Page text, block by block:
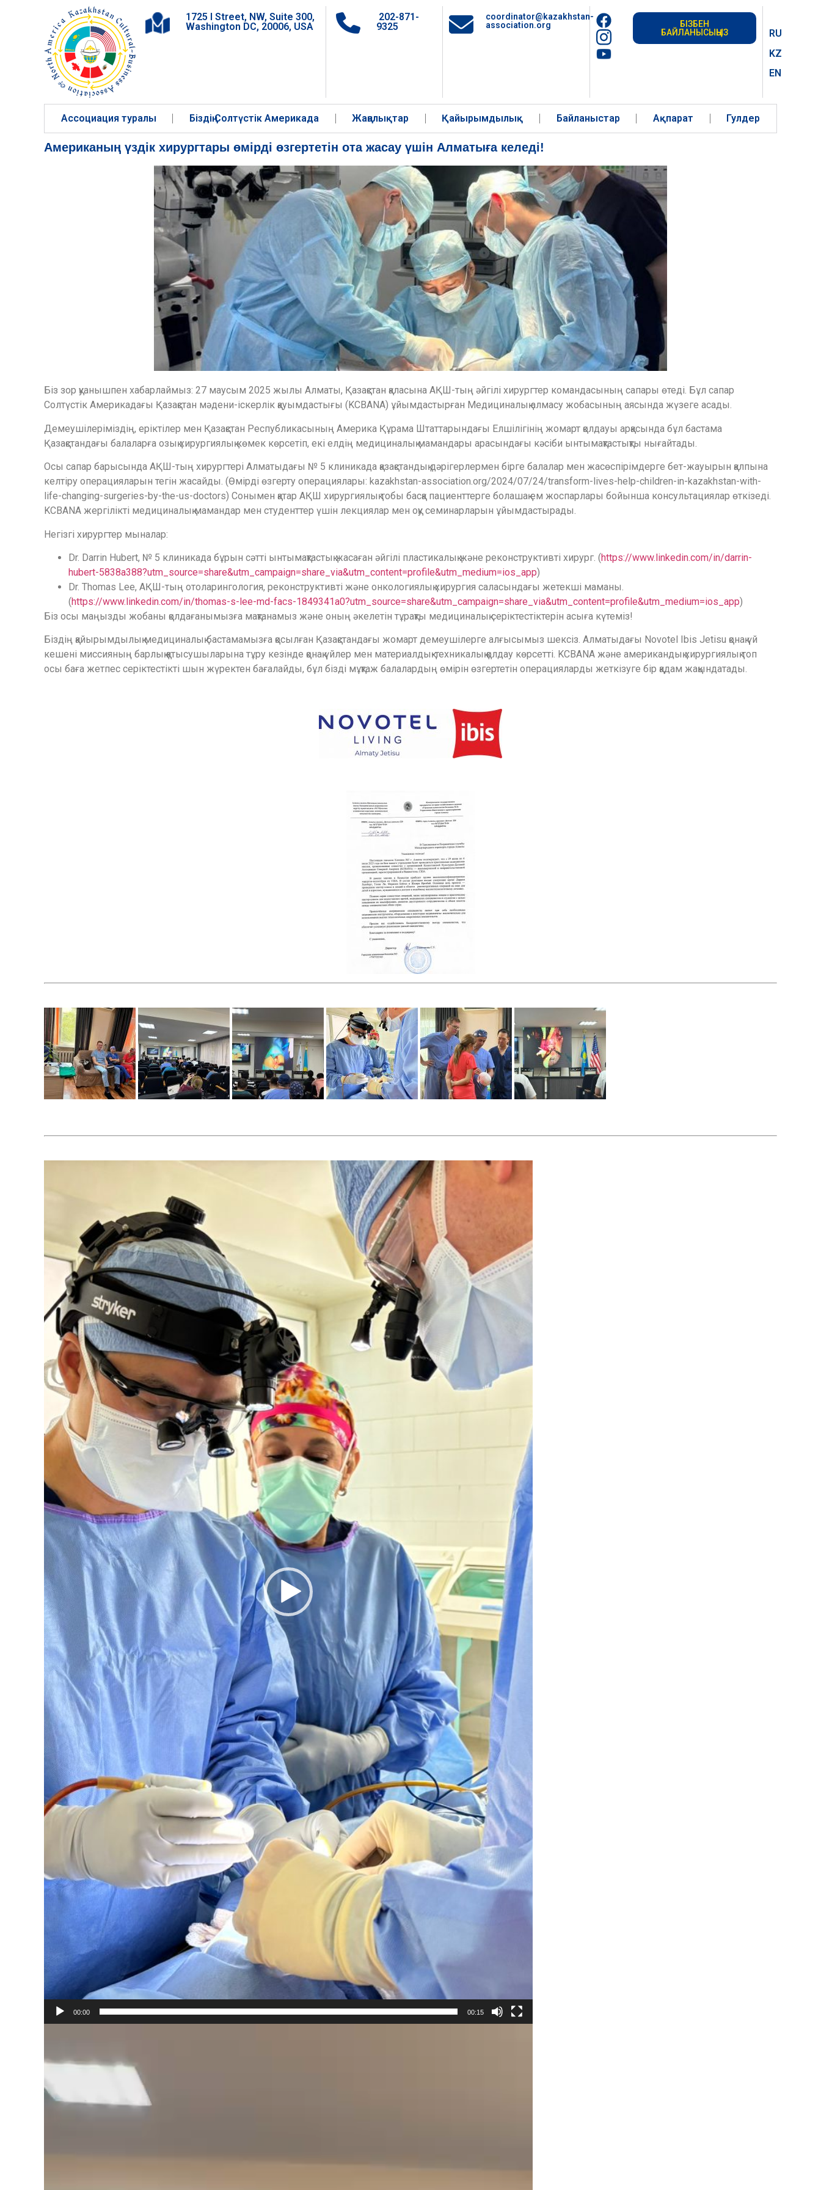
1725 I Street, NW, Suite 300,
Washington DC, 20006, USA
202-871-
9325
coordinator@kazakhstan-
association.org
БІЗБЕН
БАЙЛАНЫСЫҢЫЗ
RU
KZ
EN
Ассоциация туралы Біздің Солтүстік Америкада Жаңалықтар Қайырымдылық Байланыстар Ақпарат Гулдер
Американың үздік хирургтары өмірді өзгертетін ота жасау үшін Алматыға келеді!
Біз зор қуанышпен хабарлаймыз: 27 маусым 2025 жылы Алматы, Қазақстан қаласына АҚШ-тың әйгілі хирургтер командасының сапары өтеді. Бұл сапар
Солтүстік Америкадағы Қазақстан мәдени-іскерлік қауымдастығы (KCBANA) ұйымдастырған Медициналық алмасу жобасының аясында жүзеге асады.
Демеушілеріміздің, еріктілер мен Қазақстан Республикасының Америка Құрама Штаттарындағы Елшілігінің жомарт қолдауы арқасында бұл бастама
Қазақстандағы балаларға озық хирургиялық көмек көрсетіп, екі елдің медициналық мамандары арасындағы кәсіби ынтымақтастықты нығайтады.
Осы сапар барысында АҚШ-тың хирургтері Алматыдағы № 5 клиникада қазақстандық дәрігерлермен бірге балалар мен жасөспірімдерге бет-жауырын қалпына
келтіру операцияларын тегін жасайды. (Өмірді өзгерту операциялары: kazakhstan-association.org/2024/07/24/transform-lives-help-children-in-kazakhstan-with-
life-changing-surgeries-by-the-us-doctors) Сонымен қатар АҚШ хирургиялық тобы басқа пациенттерге болашақ ем жоспарлары бойынша консультациялар өткізеді.
KCBANA жергілікті медициналық мамандар мен студенттер үшін лекциялар мен оқу семинарларын ұйымдастырады.
Негізгі хирургтер мыналар:
Dr. Darrin Hubert, № 5 клиникада бұрын сәтті ынтымақтастық жасаған әйгілі пластикалық және реконструктивті хирург. (https://www.linkedin.com/in/darrin-
hubert-5838a388?utm_source=share&utm_campaign=share_via&utm_content=profile&utm_medium=ios_app)
Dr. Thomas Lee, АҚШ-тың отоларингология, реконструктивті және онкологиялық хирургия саласындағы жетекші маманы.
(https://www.linkedin.com/in/thomas-s-lee-md-facs-1849341a0?utm_source=share&utm_campaign=share_via&utm_content=profile&utm_medium=ios_app)
Біз осы маңызды жобаны қолдағанымызға мақтанамыз және оның әкелетін тұрақты медициналық серіктестіктерін асыға күтеміз!
Біздің қайырымдылық медициналық бастамамызға қосылған Қазақстандағы жомарт демеушілерге алғысымыз шексіз. Алматыдағы Novotel Ibis Jetisu қонақ үй
кешені миссияның барлық қатысушыларына тұру кезінде қонақ үйлер мен материалдық-техникалық қолдау көрсетті. KCBANA және американдық хирургиялық топ
осы баға жетпес серіктестікті шын жүректен бағалайды, бұл бізді мұқтаж балалардың өмірін өзгертетін операцияларды жеткізуге бір қадам жақындатады.
00:00 00:15